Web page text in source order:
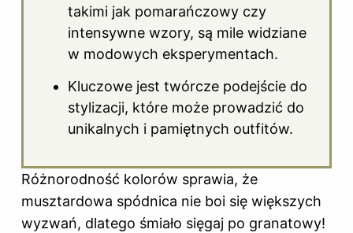
takimi jak pomarańczowy czy
intensywne wzory, są mile widziane
w modowych eksperymentach.
Kluczowe jest twórcze podejście do
stylizacji, które może prowadzić do
unikalnych i pamiętnych outfitów.
Różnorodność kolorów sprawia, że
musztardowa spódnica nie boi się większych
wyzwań, dlatego śmiało sięgaj po granatowy!